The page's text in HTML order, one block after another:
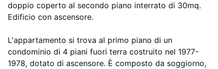
doppio coperto al secondo piano interrato di 30mq.
Edificio con ascensore.
L'appartamento si trova al primo piano di un
condominio di 4 piani fuori terra costruito nel 1977-
1978, dotato di ascensore. È composto da soggiorno,